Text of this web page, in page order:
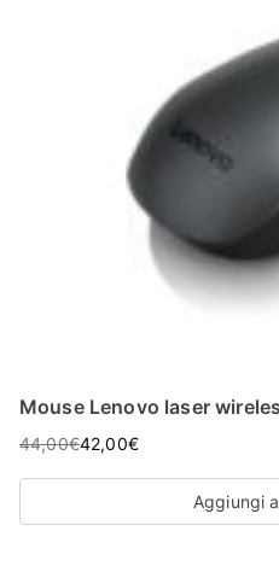
Mouse Lenovo laser
44,00€42,00€
Aggiungi